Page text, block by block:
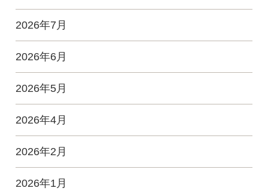
2026年7月
2026年6月
2026年5月
2026年4月
2026年2月
2026年1月